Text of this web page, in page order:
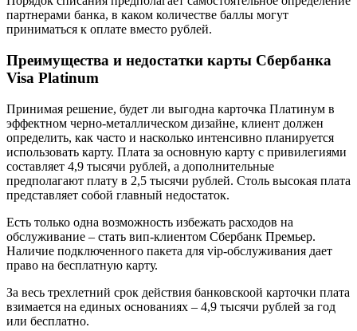
партнерами банка, в каком количестве баллы могут
приниматься к оплате вместо рублей.
Преимущества и недостатки карты Сбербанка
Visa Platinum
Принимая решение, будет ли выгодна карточка Платинум в
эффектном черно-металлическом дизайне, клиент должен
определить, как часто и насколько интенсивно планируется
использовать карту. Плата за основную карту с привилегиями
составляет 4,9 тысячи рублей, а дополнительные
предполагают плату в 2,5 тысячи рублей. Столь высокая плата
представляет собой главный недостаток.
Есть только одна возможность избежать расходов на
обслуживание – стать вип-клиентом Сбербанк Премьер.
Наличие подключенного пакета для vip-обслуживания дает
право на бесплатную карту.
За весь трехлетний срок действия банковскоой карточки плата
взимается на единых основаниях – 4,9 тысячи рублей за год
или бесплатно.